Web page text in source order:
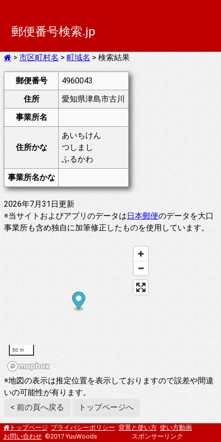
郵便番号検索.jp
> 市区町村名 > 町域名 > 検索結果
郵便番号
4960043
住所
愛知県津島市古川
事業所名
住所かな
あいちけん
つしまし
ふるかわ
事業所名かな
2026年7月31日更新
※当サイトおよびアプリのデータは日本郵便のデータを大口
事業所も含め独自に加筆修正したものを使用しています。
50 m
※地図の表示は推定位置を表示しておりますので誤差や間違
いの可能性が有ります。
< 前の頁へ戻る
トップページへ
トップページ プライバシーポリシー 背景と使い方 使い方動画
お問い合わせ ©2017 YuuWoods スポンサーリンク